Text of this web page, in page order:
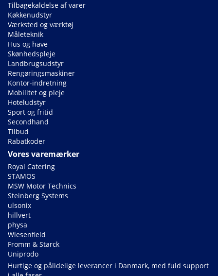
Tilbagekaldelse af varer
Køkkenudstyr
Værksted og værktøj
Måleteknik
Hus og have
Skønhedspleje
Landbrugsudstyr
Rengøringsmaskiner
Kontor-indretning
Mobilitet og pleje
Hoteludstyr
Sport og fritid
Secondhand
Tilbud
Rabatkoder
Vores varemærker
Royal Catering
STAMOS
MSW Motor Technics
Steinberg Systems
ulsonix
hillvert
physa
Wiesenfield
Fromm & Starck
Uniprodo
Hurtige og pålidelige leverancer i Danmark, med fuld support